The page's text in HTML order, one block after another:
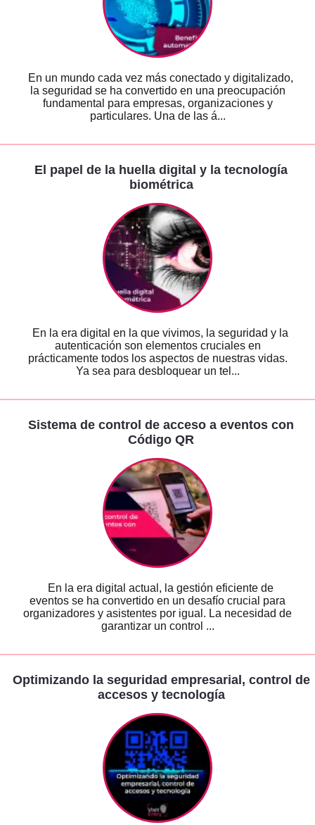
En un mundo cada vez más conectado y digitalizado,
la seguridad se ha convertido en una preocupación
fundamental para empresas, organizaciones y
particulares. Una de las á...
El papel de la huella digital y la tecnología
biométrica
En la era digital en la que vivimos, la seguridad y la
autenticación son elementos cruciales en
prácticamente todos los aspectos de nuestras vidas.
Ya sea para desbloquear un tel...
Sistema de control de acceso a eventos con
Código QR
En la era digital actual, la gestión eficiente de
eventos se ha convertido en un desafío crucial para
organizadores y asistentes por igual. La necesidad de
garantizar un control ...
Optimizando la seguridad empresarial, control de
accesos y tecnología